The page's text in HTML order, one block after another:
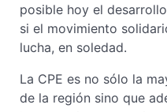
posible hoy el
si el movimiento
lucha, en soledad.
La CPE es no sólo la
de la región sino que